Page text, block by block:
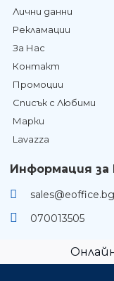
Лични данни
Рекламации
За Нас
Контакт
Промоции
Списък с Любими
Марки
Lavazza
Информация
sales@eoffice.bg
070013505